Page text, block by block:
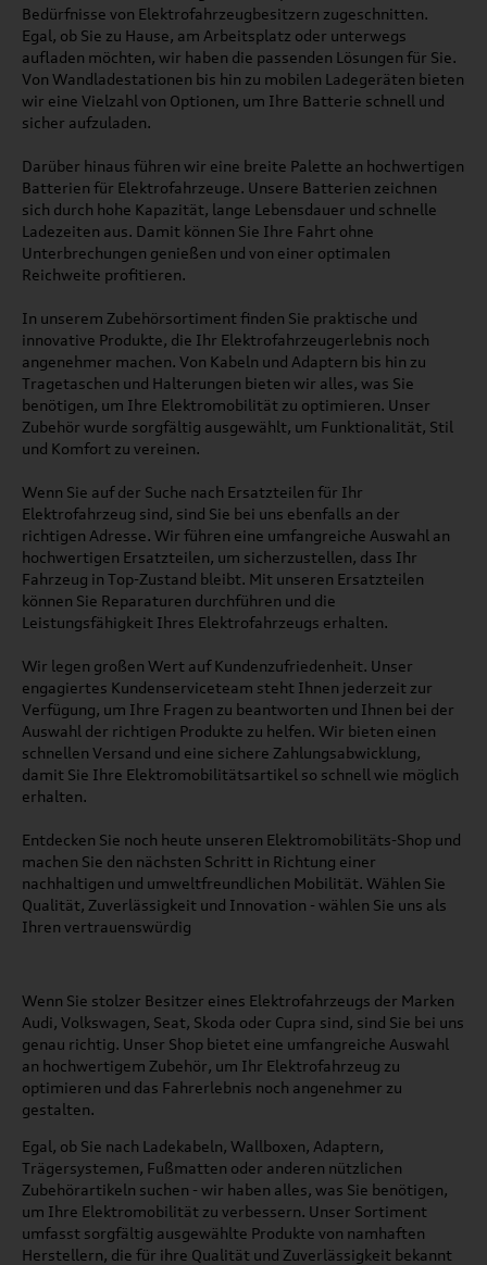
Bedürfnisse von Elektrofahrzeugbesitzern zugeschnitten.
Egal, ob Sie zu Hause, am Arbeitsplatz oder unterwegs
aufladen möchten, wir haben die passenden Lösungen für Sie.
Von Wandladestationen bis hin zu mobilen Ladegeräten bieten
wir eine Vielzahl von Optionen, um Ihre Batterie schnell und
sicher aufzuladen.
Darüber hinaus führen wir eine breite Palette an hochwertigen
Batterien für Elektrofahrzeuge. Unsere Batterien zeichnen
sich durch hohe Kapazität, lange Lebensdauer und schnelle
Ladezeiten aus. Damit können Sie Ihre Fahrt ohne
Unterbrechungen genießen und von einer optimalen
Reichweite profitieren.
In unserem Zubehörsortiment finden Sie praktische und
innovative Produkte, die Ihr Elektrofahrzeugerlebnis noch
angenehmer machen. Von Kabeln und Adaptern bis hin zu
Tragetaschen und Halterungen bieten wir alles, was Sie
benötigen, um Ihre Elektromobilität zu optimieren. Unser
Zubehör wurde sorgfältig ausgewählt, um Funktionalität, Stil
und Komfort zu vereinen.
Wenn Sie auf der Suche nach Ersatzteilen für Ihr
Elektrofahrzeug sind, sind Sie bei uns ebenfalls an der
richtigen Adresse. Wir führen eine umfangreiche Auswahl an
hochwertigen Ersatzteilen, um sicherzustellen, dass Ihr
Fahrzeug in Top-Zustand bleibt. Mit unseren Ersatzteilen
können Sie Reparaturen durchführen und die
Leistungsfähigkeit Ihres Elektrofahrzeugs erhalten.
Wir legen großen Wert auf Kundenzufriedenheit. Unser
engagiertes Kundenserviceteam steht Ihnen jederzeit zur
Verfügung, um Ihre Fragen zu beantworten und Ihnen bei der
Auswahl der richtigen Produkte zu helfen. Wir bieten einen
schnellen Versand und eine sichere Zahlungsabwicklung,
damit Sie Ihre Elektromobilitätsartikel so schnell wie möglich
erhalten.
Entdecken Sie noch heute unseren Elektromobilitäts-Shop und
machen Sie den nächsten Schritt in Richtung einer
nachhaltigen und umweltfreundlichen Mobilität. Wählen Sie
Qualität, Zuverlässigkeit und Innovation - wählen Sie uns als
Ihren vertrauenswürdig
Wenn Sie stolzer Besitzer eines Elektrofahrzeugs der Marken
Audi, Volkswagen, Seat, Skoda oder Cupra sind, sind Sie bei uns
genau richtig. Unser Shop bietet eine umfangreiche Auswahl
an hochwertigem Zubehör, um Ihr Elektrofahrzeug zu
optimieren und das Fahrerlebnis noch angenehmer zu
gestalten.
Egal, ob Sie nach Ladekabeln, Wallboxen, Adaptern,
Trägersystemen, Fußmatten oder anderen nützlichen
Zubehörartikeln suchen - wir haben alles, was Sie benötigen,
um Ihre Elektromobilität zu verbessern. Unser Sortiment
umfasst sorgfältig ausgewählte Produkte von namhaften
Herstellern, die für ihre Qualität und Zuverlässigkeit bekannt